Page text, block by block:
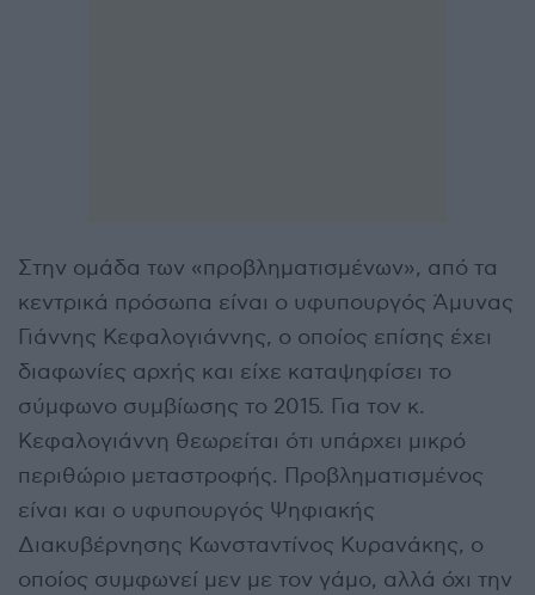
Στην ομάδα των «προβληματισμένων», από τα
κεντρικά πρόσωπα είναι ο υφυπουργός Άμυνας
Γιάννης Κεφαλογιάννης, ο οποίος επίσης έχει
διαφωνίες αρχής και είχε καταψηφίσει το
σύμφωνο συμβίωσης το 2015. Για τον κ.
Κεφαλογιάννη θεωρείται ότι υπάρχει μικρό
περιθώριο μεταστροφής. Προβληματισμένος
είναι και ο υφυπουργός Ψηφιακής
Διακυβέρνησης Κωνσταντίνος Κυρανάκης, ο
οποίος συμφωνεί μεν με τον γάμο, αλλά όχι την